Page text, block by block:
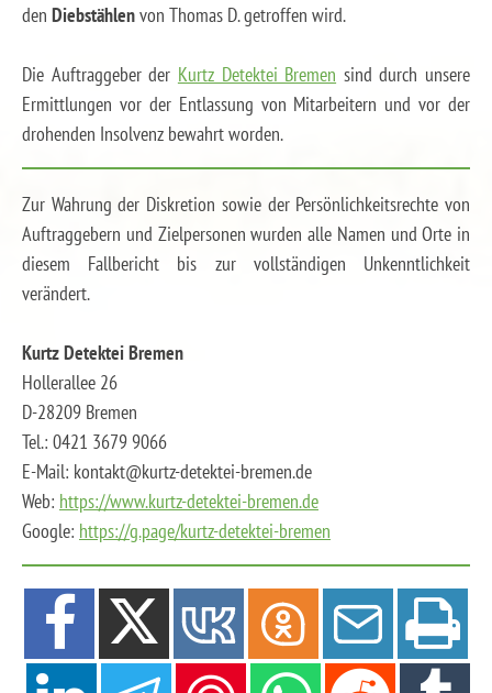
den Diebstählenvon Thomas D. getroffen wird.
Die Auftraggeber der Kurtz Detektei Bremen sind durch unsere
Ermittlungen vor der Entlassung von Mitarbeitern und vor der
drohenden Insolvenz bewahrt worden.
Zur Wahrung der Diskretion sowie der Persönlichkeitsrechte von
Auftraggebern und Zielpersonen wurden alle Namen und Orte in
diesem Fallbericht bis zur vollständigen Unkenntlichkeit
verändert.
Kurtz Detektei Bremen
Hollerallee 26
D-28209 Bremen
Tel.: 0421 3679 9066
E-Mail: kontakt@kurtz-detektei-bremen.de
Web: https://www.kurtz-detektei-bremen.de
Google: https://g.page/kurtz-detektei-bremen